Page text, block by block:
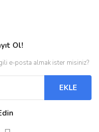
Ol!
e-posta almak ister misiniz?
EKLE